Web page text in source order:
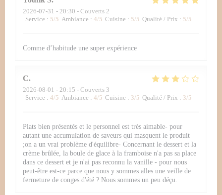
2026-07-31 - 20:30 - Couverts 2
Service : 5/5 Ambiance : 4/5 Cuisine : 5/5 Qualité / Prix : 5/5
Comme d’habitude une super expérience
C
2026-08-01 - 20:15 - Couverts 3
Service : 4/5 Ambiance : 4/5 Cuisine : 3/5 Qualité / Prix : 3/5
Plats bien présentés et le personnel est très aimable- pour
autant une accumulation de saveurs qui masquent le produit
;on a un vrai problème d'équilibre- Concernant le dessert et la
crème brûlée, la boule de glace à la framboise n'a pas sa place
dans ce dessert et je n'ai pas reconnu la vanille - pour nous
peut-être est-ce parce que nous y sommes alles une veille de
fermeture de conges d'été ? Nous sommes un peu déçu.